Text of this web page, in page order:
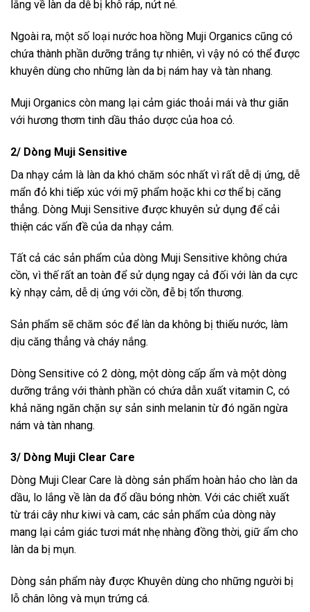
lắng về làn da dễ bị khô ráp, nứt nẻ.
Ngoài ra, một số loại nước hoa hồng Muji Organics cũng có
chứa thành phần dưỡng trắng tự nhiên, vì vậy nó có thể được
khuyên dùng cho những làn da bị nám hay và tàn nhang.
Muji Organics còn mang lại cảm giác thoải mái và thư giãn
với hương thơm tinh dầu thảo dược của hoa cỏ.
2/ Dòng Muji Sensitive
Da nhạy cảm là làn da khó chăm sóc nhất vì rất dễ dị ứng, dễ
mẩn đỏ khi tiếp xúc với mỹ phẩm hoặc khi cơ thể bị căng
thẳng. Dòng Muji Sensitive được khuyên sử dụng để cải
thiện các vấn đề của da nhạy cảm.
Tất cả các sản phẩm của dòng Muji Sensitive không chứa
cồn, vì thế rất an toàn để sử dụng ngay cả đối với làn da cực
kỳ nhạy cảm, dễ dị ứng với cồn, đễ bị tổn thương.
Sản phẩm sẽ chăm sóc để làn da không bị thiếu nước, làm
dịu căng thẳng và cháy nắng.
Dòng Sensitive có 2 dòng, một dòng cấp ẩm và một dòng
dưỡng trắng với thành phần có chứa dẫn xuất vitamin C, có
khả năng ngăn chặn sự sản sinh melanin từ đó ngăn ngừa
nám và tàn nhang.
3/ Dòng Muji Clear Care
Dòng Muji Clear Care là dòng sản phẩm hoàn hảo cho làn da
dầu, lo lắng về làn da đổ dầu bóng nhờn. Với các chiết xuất
từ trái cây như kiwi và cam, các sản phẩm của dòng này
mang lại cảm giác tươi mát nhẹ nhàng đồng thời, giữ ẩm cho
làn da bị mụn.
Dòng sản phẩm này được Khuyên dùng cho những người bị
lỗ chân lông và mụn trứng cá.